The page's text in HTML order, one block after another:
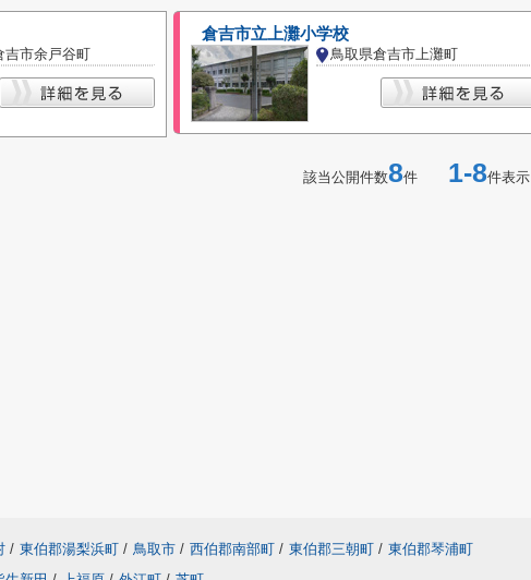
吉市余戸谷町
倉吉市立上灘小学校
鳥取県倉吉市上灘町
該当公開件数8件 1-8件表示
/ 東伯郡湯梨浜町 / 鳥取市 / 西伯郡南部町 / 東伯郡三朝町 / 東伯郡琴浦町